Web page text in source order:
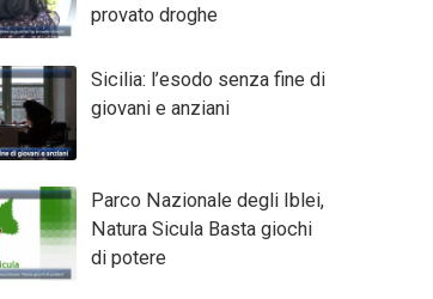
provato droghe
Sicilia: l’esodo senza fine di
giovani e anziani
Parco Nazionale degli Iblei,
Natura Sicula Basta giochi
di potere